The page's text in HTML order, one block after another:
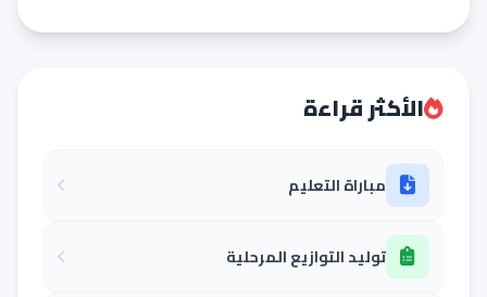
الأكثر قراءة
مباراة التعليم
توليد التوازيع المرحلية